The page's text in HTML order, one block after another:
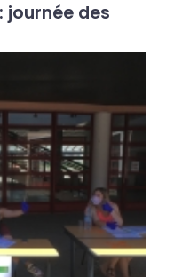
journée des